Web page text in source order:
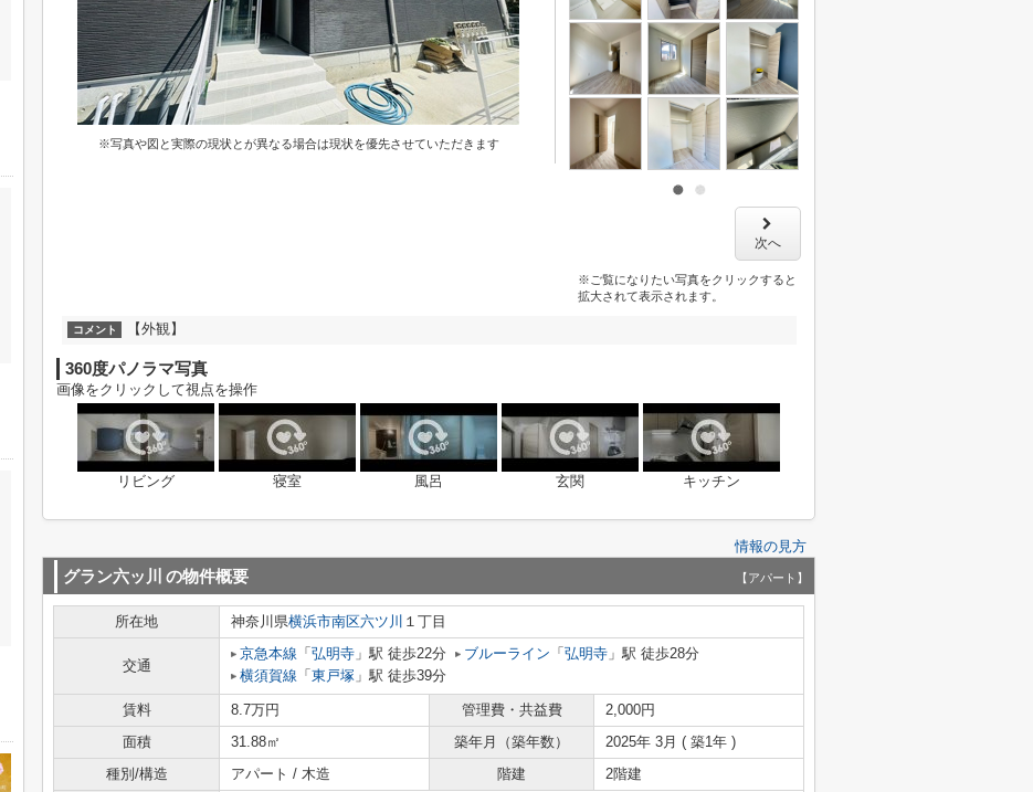
※写真や図と実際の現状とが異なる場合は現状を優先させていただきます
次へ
※ご覧になりたい写真をクリックすると
拡大されて表示されます。
コメント 【外観】
360度パノラマ写真
画像をクリックして視点を操作
リビング 寝室 風呂 玄関 キッチン
情報の見方
グラン六ッ川 の物件概要 【アパート】
所在地 神奈川県横浜市南区六ツ川 １丁目
交通
京急本線 「 弘明寺 」駅 徒歩22分 ブルーライン 「 弘明寺 」駅 徒歩28分
横須賀線 「 東戸塚 」駅 徒歩39分
賃料 8.7万円 管理費・共益費
2,000円
面積
31.88㎡ 築年月（築年数）
2025年 3月 ( 築1年 )
種別/構造
アパート / 木造 階建 2階建